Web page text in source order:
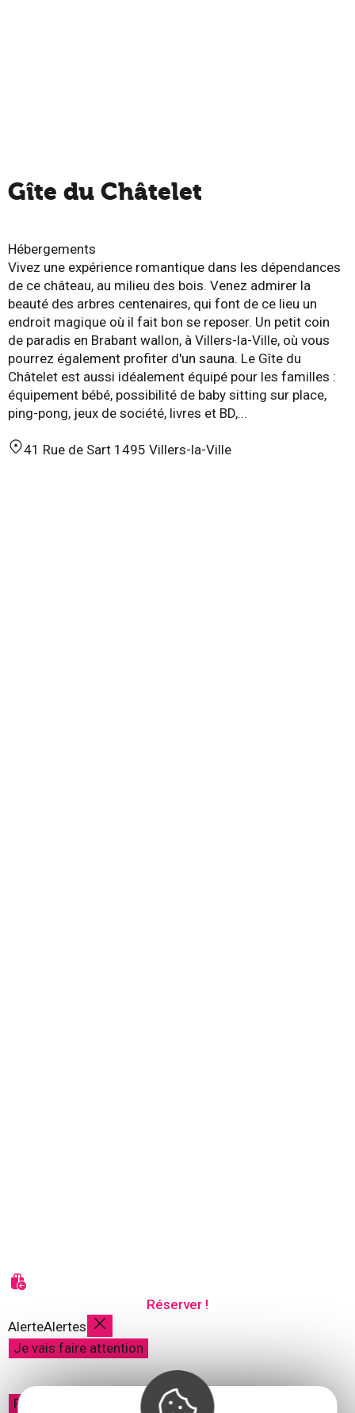
Gîte du Châtelet
Hébergements
Vivez une expérience romantique dans les dépendances
de ce château, au milieu des bois. Venez admirer la
beauté des arbres centenaires, qui font de ce lieu un
endroit magique où il fait bon se reposer. Un petit coin
de paradis en Brabant wallon, à Villers-la-Ville, où vous
pourrez également profiter d'un sauna. Le Gîte du
Châtelet est aussi idéalement équipé pour les familles :
équipement bébé, possibilité de baby sitting sur place,
ping-pong, jeux de société, livres et BD,...
41 Rue de Sart 1495 Villers-la-Ville
Réserver !
AlerteAlertes
Je vais faire attention
Fermer